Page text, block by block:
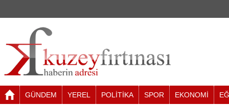
GÜNDEM YEREL POLİTİKA SPOR EKONOMİ